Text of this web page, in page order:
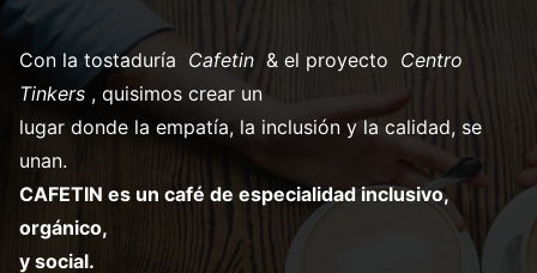
Con la tostaduría Cafetin & el proyecto Centro
Tinkers , quisimos crear un
lugar donde la empatía, la inclusión y la calidad, se
unan.
CAFETIN es un café de especialidad inclusivo,
orgánico,
y social.